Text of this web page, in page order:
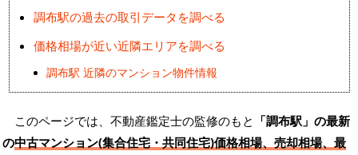
調布駅の過去の取引データを調べる
価格相場が近い近隣エリアを調べる
調布駅 近隣のマンション物件情報
このページでは、不動産鑑定士の監修のもと 「調布駅」の最新
の中古マンション(集合住宅・共同住宅)価格相場、売却相場、最